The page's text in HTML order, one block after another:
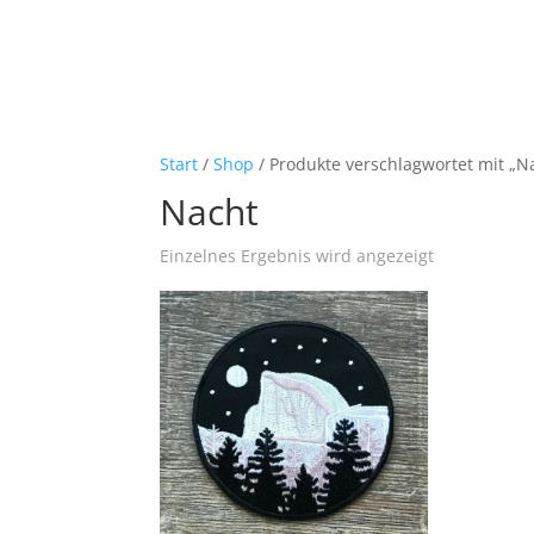
Start /Shop / Produkte verschlagwortet mit
Nacht
Einzelnes Ergebnis wird angezeigt